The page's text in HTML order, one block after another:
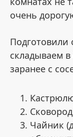
очень
Подготовили
складываем
заранее с
Чайник